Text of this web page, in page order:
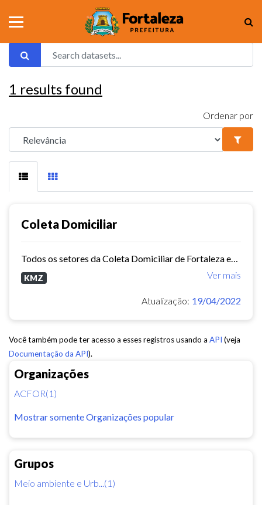
Organizações
ACFOR(1)
Mostrar somente Organizações popular
Grupos
Meio ambiente e Urb...(1)
1 results found
Ordenar por
Coleta Domiciliar
Ver mais
KMZ
Atualização: 19/04/2022
Você também pode ter acesso a esses registros usando a API (veja
Documentação da API).